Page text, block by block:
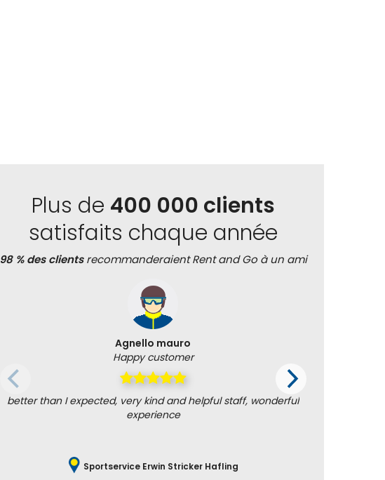
Plus de 400 000 clients
satisfaits chaque année
98 % des clientsrecommanderaient Rent and Go à un ami
Agnello mauro
Happy customer
better than I expected, very kind and helpful staff, wonderful
experience
Sportservice Erwin Stricker Hafling